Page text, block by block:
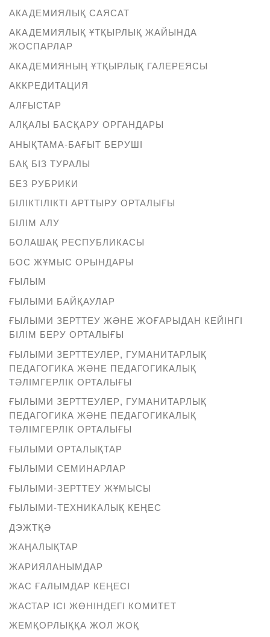
АКАДЕМИЯЛЫҚ САЯСАТ
АКАДЕМИЯЛЫҚ ҰТҚЫРЛЫҚ ЖАЙЫНДА
ЖОСПАРЛАР
АКАДЕМИЯНЫҢ ҰТҚЫРЛЫҚ ГАЛЕРЕЯСЫ
АККРЕДИТАЦИЯ
АЛҒЫСТАР
АЛҚАЛЫ БАСҚАРУ ОРГАНДАРЫ
АНЫҚТАМА-БАҒЫТ БЕРУШІ
БАҚ БІЗ ТУРАЛЫ
БЕЗ РУБРИКИ
БІЛІКТІЛІКТІ АРТТЫРУ ОРТАЛЫҒЫ
БІЛІМ АЛУ
БОЛАШАҚ РЕСПУБЛИКАСЫ
БОС ЖҰМЫС ОРЫНДАРЫ
ҒЫЛЫМ
ҒЫЛЫМИ БАЙҚАУЛАР
ҒЫЛЫМИ ЗЕРТТЕУ ЖӘНЕ ЖОҒАРЫДАН КЕЙІНГІ
БІЛІМ БЕРУ ОРТАЛЫҒЫ
ҒЫЛЫМИ ЗЕРТТЕУЛЕР, ГУМАНИТАРЛЫҚ
ПЕДАГОГИКА ЖӘНЕ ПЕДАГОГИКАЛЫҚ
ТӘЛІМГЕРЛІК ОРТАЛЫҒЫ
ҒЫЛЫМИ ЗЕРТТЕУЛЕР, ГУМАНИТАРЛЫҚ
ПЕДАГОГИКА ЖӘНЕ ПЕДАГОГИКАЛЫҚ
ТӘЛІМГЕРЛІК ОРТАЛЫҒЫ
ҒЫЛЫМИ ОРТАЛЫҚТАР
ҒЫЛЫМИ СЕМИНАРЛАР
ҒЫЛЫМИ-ЗЕРТТЕУ ЖҰМЫСЫ
ҒЫЛЫМИ-ТЕХНИКАЛЫҚ КЕҢЕС
ДЭЖТҚӘ
ЖАҢАЛЫҚТАР
ЖАРИЯЛАНЫМДАР
ЖАС ҒАЛЫМДАР КЕҢЕСІ
ЖАСТАР ІСІ ЖӨНІНДЕГІ КОМИТЕТ
ЖЕМҚОРЛЫҚҚА ЖОЛ ЖОҚ